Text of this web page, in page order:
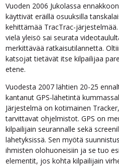
Vuoden 2006 Jukolassa
käyttivät eräillä osuuksilla
kehittämää TracTrac-
vielä yleisö sai seurata
merkittävää ratkaisutilannetta.
katsojat tietävät itse kilpailijaa
etene.
Vuodesta 2007 lähtien 20-25
kantanut GPS-lähetintä
Järjestelmä on kotimainen
tarvittavat ohjelmistot. GPS on
kilpailijain seurannalle sekä
lähetyksissä. Sen myötä
ihmisten olohuoneisiin ja se tuo
elementit, jos kohta kilpailijain